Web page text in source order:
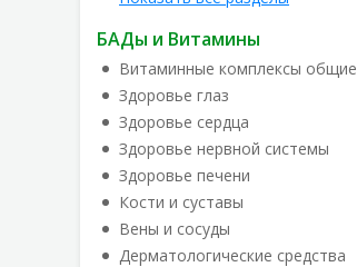
БАДы и Витамины
Витаминные комплексы общие
Здоровье глаз
Здоровье сердца
Здоровье нервной системы
Здоровье печени
Кости и суставы
Вены и сосуды
Дерматологические средства